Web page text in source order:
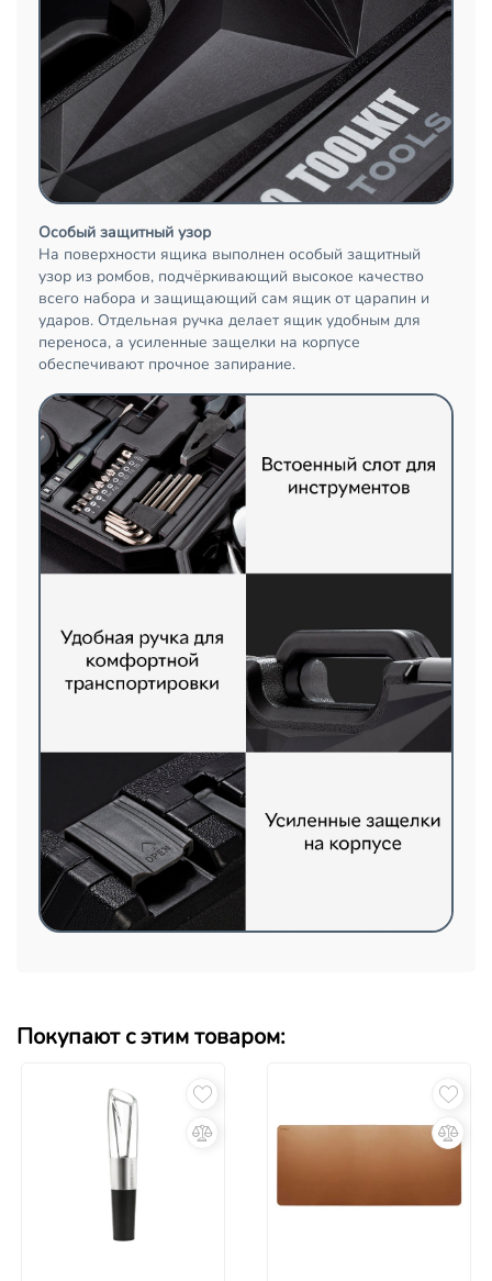
Особый защитный узор
На поверхности ящика выполнен особый защитный
узор из ромбов, подчёркивающий высокое качество
всего набора и защищающий сам ящик от царапин и
ударов. Отдельная ручка делает ящик удобным для
переноса, а усиленные защелки на корпусе
обеспечивают прочное запирание.
Покупают с этим товаром: